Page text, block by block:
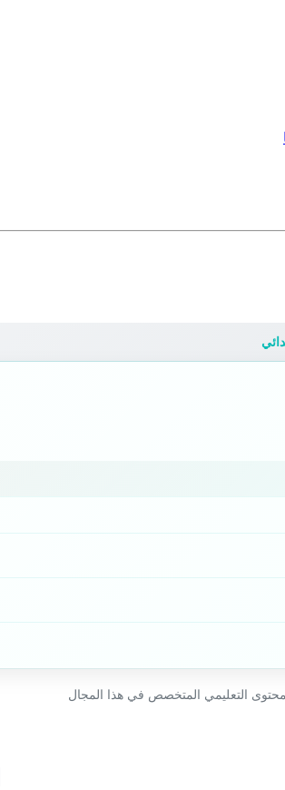
التعليمي المتخصص في هذا المجال